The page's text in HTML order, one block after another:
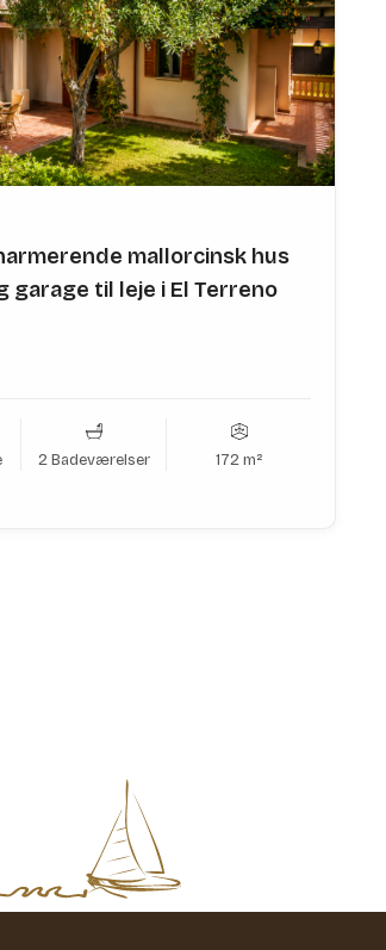
mallorcinsk hus
garage til leje i El Terreno
2 Badeværelser 172 m²